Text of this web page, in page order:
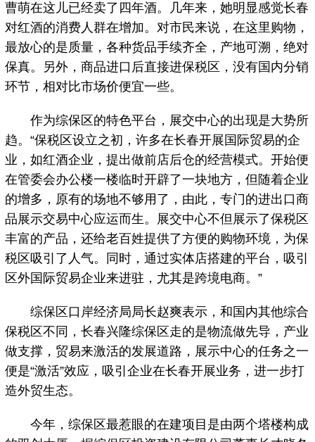
曹萌在这儿已经卖了四年酒。几年来，她明显感觉长春
对红酒的消费人群在增加。对市民来说，在这里购物，
最放心的是质量，各种货品手续齐全，产地可溯，绝对
保真。另外，商品进口后直接进保税区，没有国内分销
环节，相对比市场价便宜一些。
作为综保区的特色平台，展交中心的出现是大势所
趋。“保税区设立之初，许多在长春开展国际贸易的企
业，如红酒企业，提出做前店后仓的经营模式。开始便
在管委会办公楼一楼临时开辟了一块地方，但随着企业
的增多，原有的场地不够用了，由此，专门的进出口商
品展示交易中心应运而生。展交中心不但展示了保税区
丰富的产品，还给老百姓提供了方便的购物环境，为保
税区吸引了人气。同时，通过实体店搭建的平台，吸引
区外国际贸易企业来进驻，尤其是跨境电商。”
综保区口岸经济局局长赵爽表示，和国内其他综合
保税区不同，长春兴隆综保区走的是物流做先导，产业
做支撑，贸易来激活的发展道路，展示中心的任务之一
便是“激活”效应，吸引企业在长春开展业务，进一步打
造外贸生态。
今年，综保区最惹眼的在建项目是由两个塔楼构成